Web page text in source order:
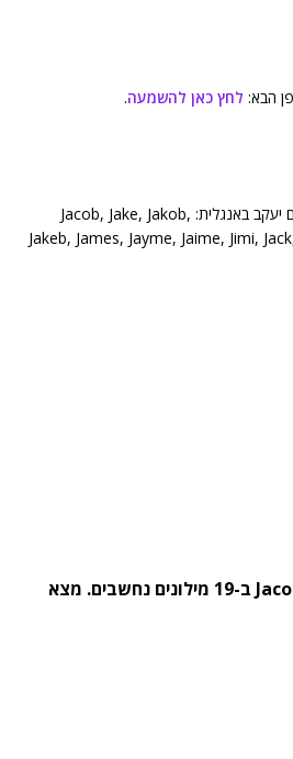
הבא: לחץ כאן להשמעה.
להלן ואריאציות שונות של השם יעקב באנגלית: Jacob, Jake, Jakob,
Jakeb, James, Jayme, Jaime, Jimi,
מצא מה פירוש המילה Jacob ב-19 מילונים נחשבים. מצא